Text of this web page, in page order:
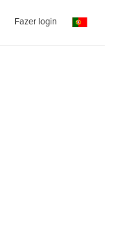
Fazer login